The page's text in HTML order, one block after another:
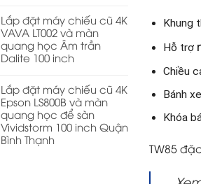
Lắp đặt máy chiếu cũ 4K
VAVA LT002 và màn
quang học Âm trần
Dalite 100 inch
Lắp đặt máy chiếu cũ 4K
Epson LS800B và màn
quang học để sàn
Vividstorm 100 inch Quận
Bình Thạnh
Khung
Hỗ trợ
Chiều
Bánh
Khóa
TW85